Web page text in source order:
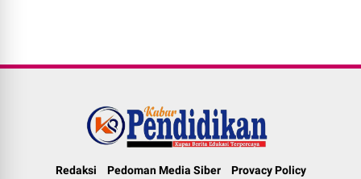
Redaksi Pedoman Media Siber Provacy Policy